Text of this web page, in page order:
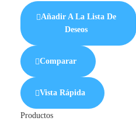
Añadir A La Lista De
Deseos
Comparar
Vista Rápida
Productos